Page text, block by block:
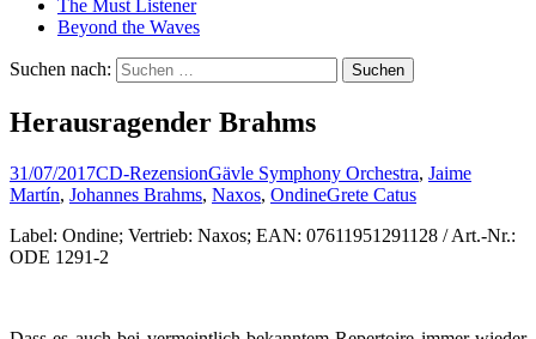
The Must Listener
Beyond the Waves
Suchen nach:
Herausragender Brahms
31/07/2017CD-RezensionGävle Symphony Orchestra, Jaime
Martín, Johannes Brahms, Naxos, OndineGrete Catus
Label: Ondine; Vertrieb: Naxos; EAN: 07611951291128 / Art.-Nr.:
ODE 1291-2